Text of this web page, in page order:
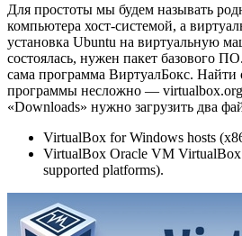
Для простоты мы будем называть
компьютера хост-системой, а
установка Ubuntu на виртуальную
состоялась, нужен пакет базового
сама программа ВиртуалБокс.
программы несложно —
«Downloads» нужно загрузить два
VirtualBox for Windows hosts
VirtualBox Oracle VM
supported platforms).